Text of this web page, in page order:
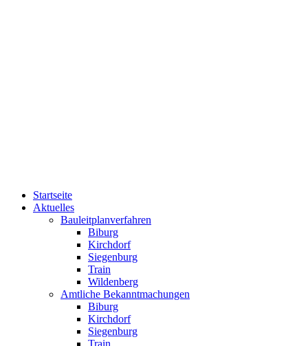
Startseite
Aktuelles
Bauleitplanverfahren
Biburg
Kirchdorf
Siegenburg
Train
Wildenberg
Amtliche Bekanntmachungen
Biburg
Kirchdorf
Siegenburg
Train